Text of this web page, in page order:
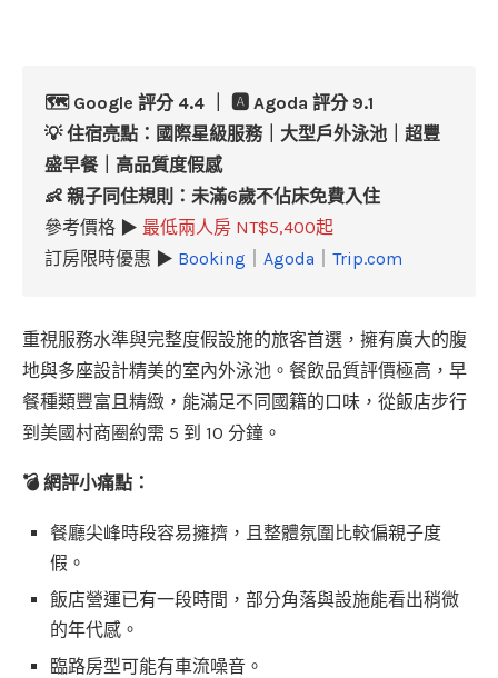
🗺️ Google 評分 4.4 ｜ 🅰️ Agoda 評分 9.1
💡住宿亮點： 國際星級服務｜大型戶外泳池｜超豐
盛早餐｜高品質度假感
👶 親子同住規則：未滿6歲不佔床免費入住
參考價格 ▶ 最低兩人房 NT$5,400起
訂房限時優惠 ▶ Booking Agoda Trip.com
重視服務水準與完整度假設施的旅客首選，擁有廣大的腹
地與多座設計精美的室內外泳池。餐飲品質評價極高，早
餐種類豐富且精緻，能滿足不同國籍的口味，從飯店步行
到美國村商圈約需 5 到 10 分鐘。
💣 網評小痛點：
餐廳尖峰時段容易擁擠，且整體氛圍比較偏親子度
假。
飯店營運已有一段時間，部分角落與設施能看出稍微
的年代感。
臨路房型可能有車流噪音。